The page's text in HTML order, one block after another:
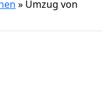
» Umzug von